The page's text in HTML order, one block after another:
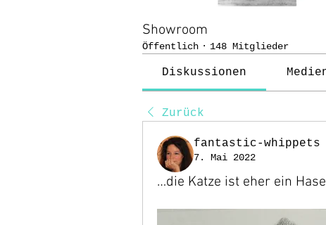
Showroom
Öffentlich · 148 Mitglieder
Diskussionen
Zurück
fantastic-whippets
7. Mai 2022
…die Katze ist eher ein